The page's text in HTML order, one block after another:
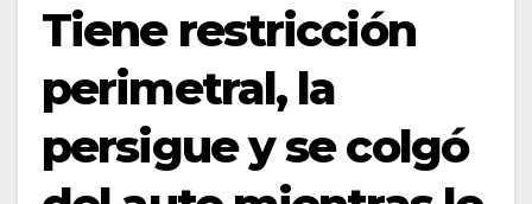
Tiene restricción
perimetral, la
persigue y se colgó